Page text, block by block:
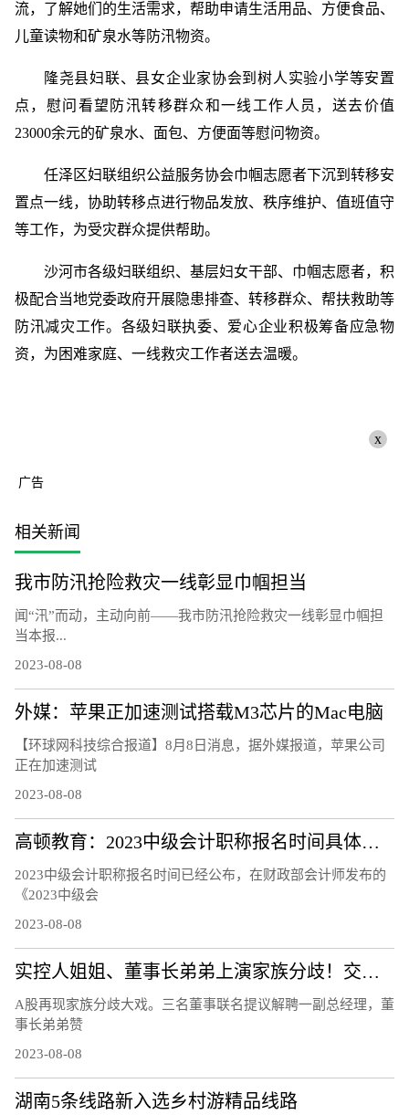
流，了解她们的生活需求，帮助申请生活用品、方便食品、
儿童读物和矿泉水等防汛物资。
隆尧县妇联、县女企业家协会到树人实验小学等安置
点，慰问看望防汛转移群众和一线工作人员，送去价值
23000余元的矿泉水、面包、方便面等慰问物资。
任泽区妇联组织公益服务协会巾帼志愿者下沉到转移安
置点一线，协助转移点进行物品发放、秩序维护、值班值守
等工作，为受灾群众提供帮助。
沙河市各级妇联组织、基层妇女干部、巾帼志愿者，积
极配合当地党委政府开展隐患排查、转移群众、帮扶救助等
防汛减灾工作。各级妇联执委、爱心企业积极筹备应急物
资，为困难家庭、一线救灾工作者送去温暖。
x
广告
相关新闻
我市防汛抢险救灾一线彰显巾帼担当
闻“汛”而动，主动向前——我市防汛抢险救灾一线彰显巾帼担
当本报...
2023-08-08
外媒：苹果正加速测试搭载M3芯片的Mac电脑
【环球网科技综合报道】8月8日消息，据外媒报道，苹果公司
正在加速测试
2023-08-08
高顿教育：2023中级会计职称报名时间具体安排
2023中级会计职称报名时间已经公布，在财政部会计师发布的
《2023中级会
2023-08-08
实控人姐姐、董事长弟弟上演家族分歧！交易所连夜发函、股价开盘跌12％
A股再现家族分歧大戏。三名董事联名提议解聘一副总经理，董
事长弟弟赞
2023-08-08
湖南5条线路新入选乡村游精品线路